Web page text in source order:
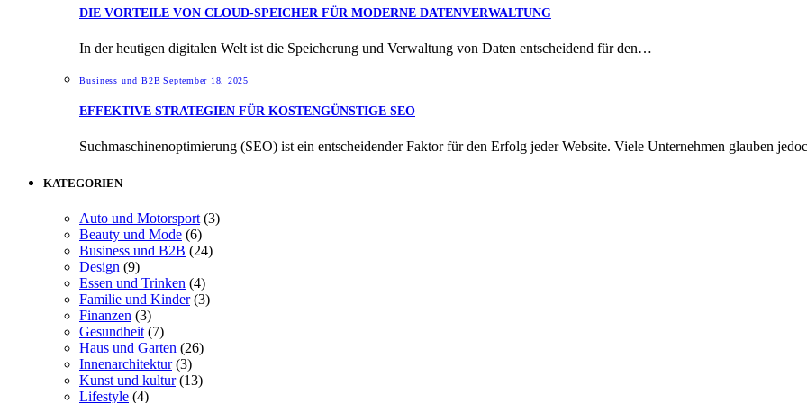
DIE VORTEILE VON CLOUD-SPEICHER FÜR MODERNE DATENVERWALTUNG
In der heutigen digitalen Welt ist die Speicherung und Verwaltung von Daten entscheidend für den…
Business und B2B September 18, 2025
EFFEKTIVE STRATEGIEN FÜR KOSTENGÜNSTIGE SEO
Suchmaschinenoptimierung (SEO) ist ein entscheidender Faktor für den Erfolg jeder Website. Viele Unternehmen glauben
KATEGORIEN
Auto und Motorsport (3)
Beauty und Mode (6)
Business und B2B (24)
Design (9)
Essen und Trinken (4)
Familie und Kinder(3)
Finanzen (3)
Gesundheit (7)
Haus und Garten (26)
Innenarchitektur(3)
Kunst und kultur(13)
Lifestyle (4)